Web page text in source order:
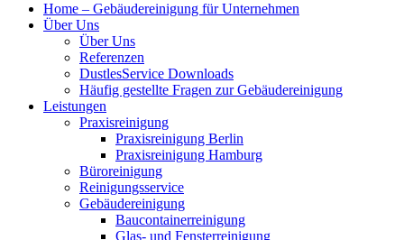
Home – Gebäudereinigung für Unternehmen
Über Uns
Über Uns
Referenzen
DustlesService Downloads
Häufig gestellte Fragen zur Gebäudereinigung
Leistungen
Praxisreinigung
Praxisreinigung Berlin
Praxisreinigung Hamburg
Büroreinigung
Reinigungsservice
Gebäudereinigung
Baucontainerreinigung
Glas- und Fensterreinigung